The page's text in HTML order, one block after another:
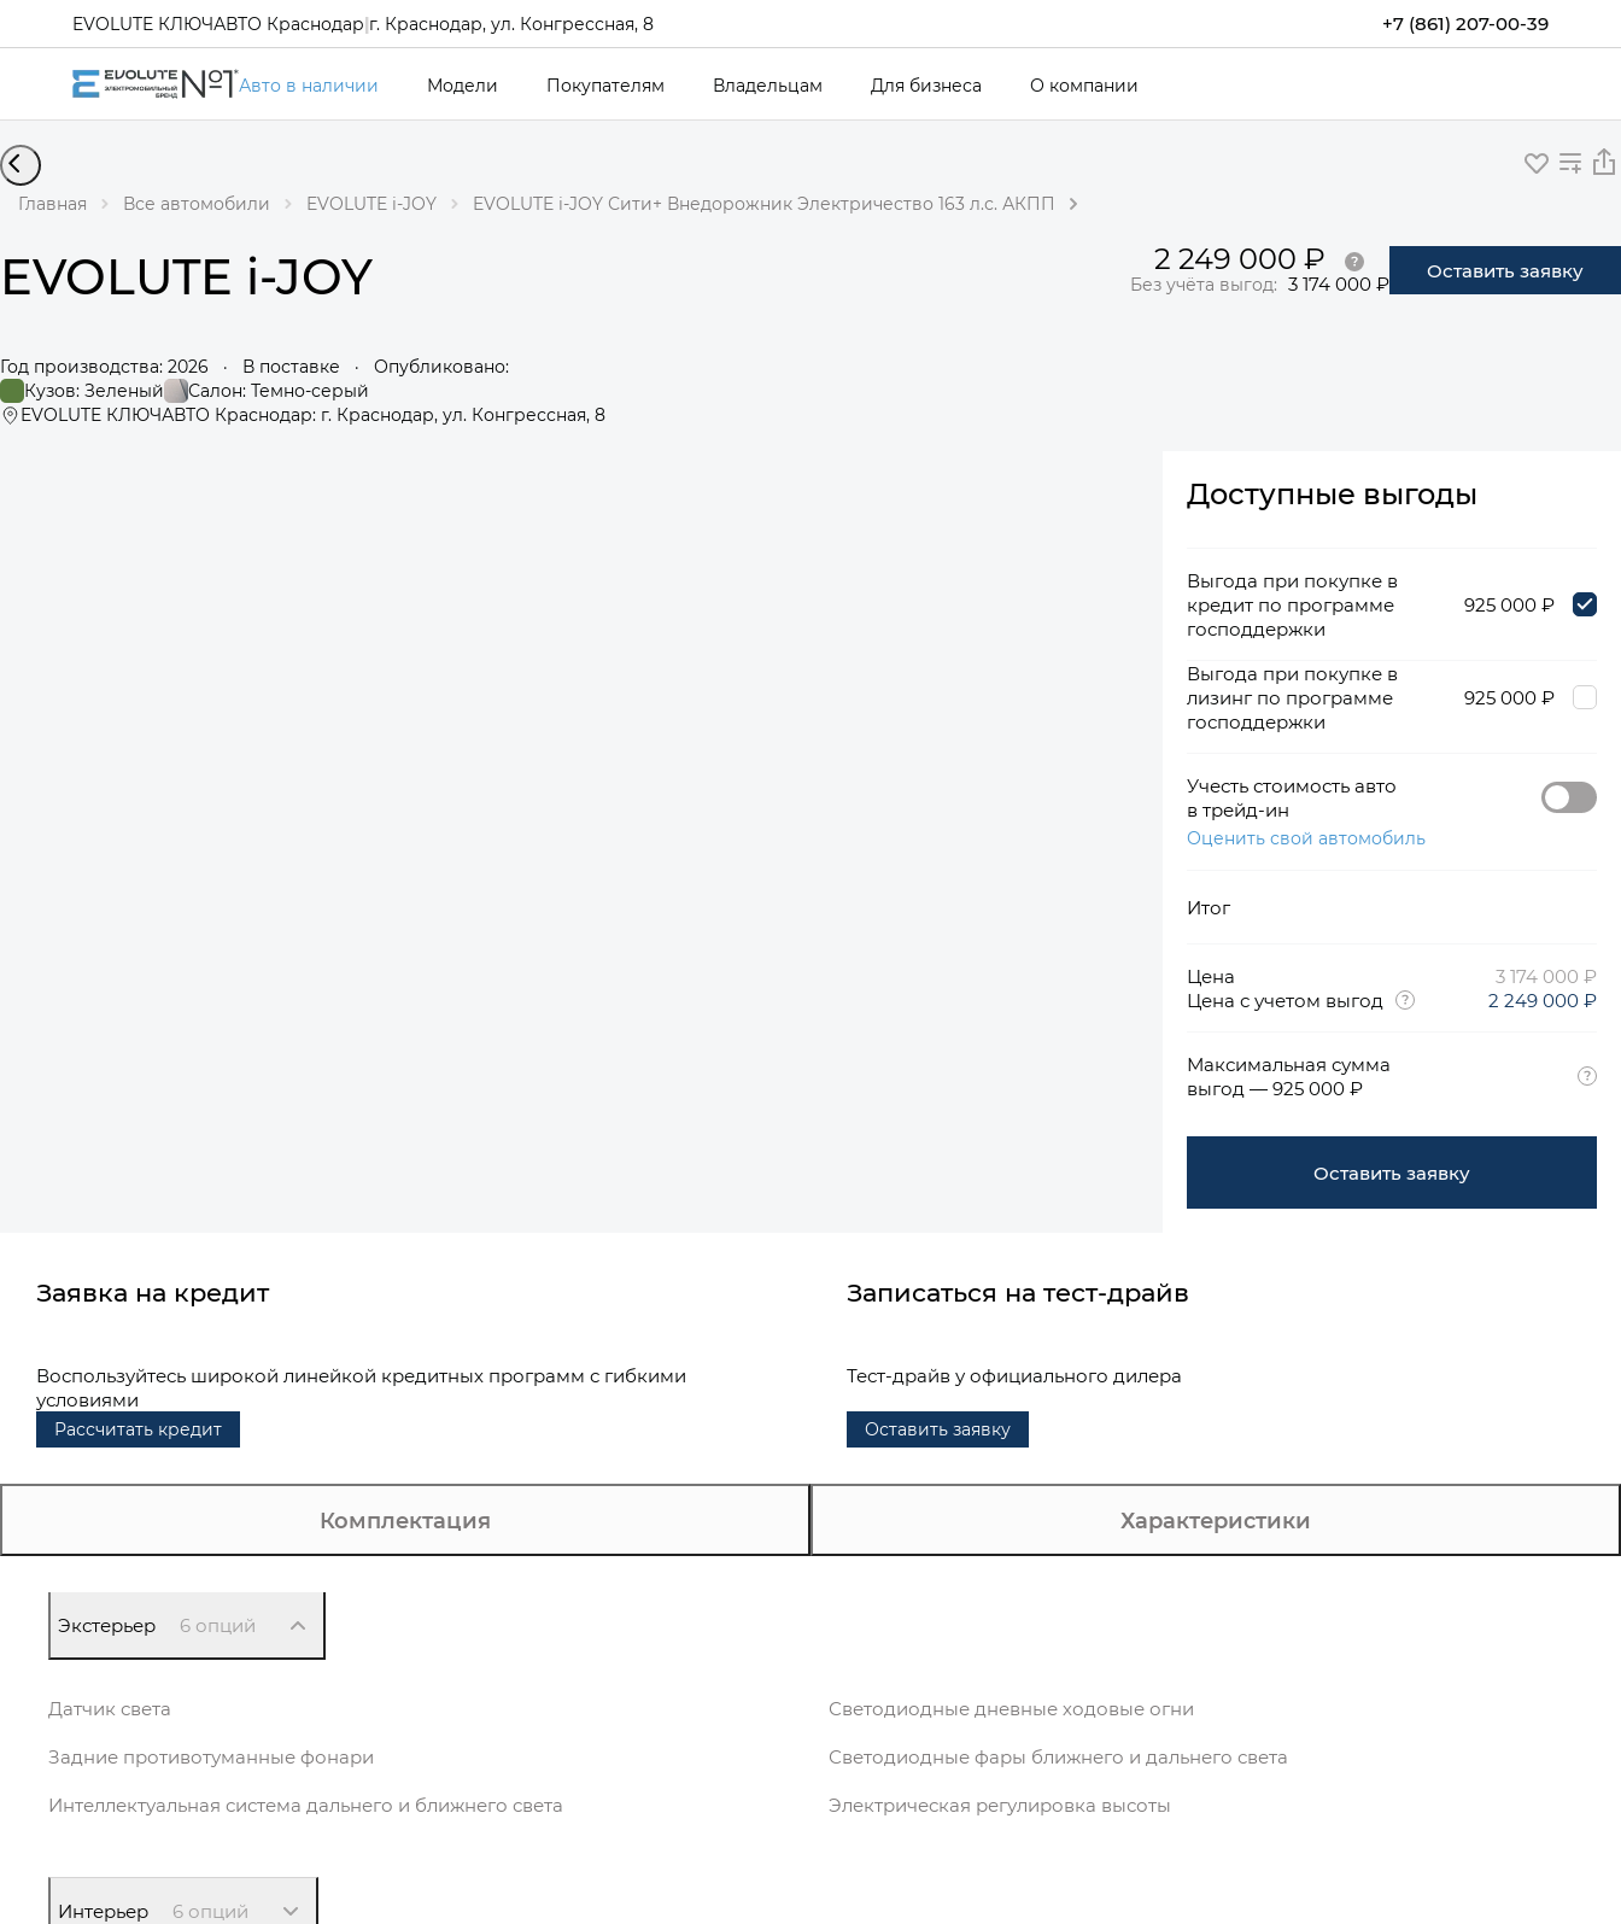
+7 (861) 207-00-39
EVOLUTE КЛЮЧАВТО Краснодар|г. Краснодар, ул. Конгрессная, 8
Авто в наличии Модели Покупателям Владельцам Для бизнеса О компании
Главная Все автомобили EVOLUTE i-JOY EVOLUTE i-JOY Сити+ Внедорожник Электричество 163 л.с. АКПП
EVOLUTE i-JOY
Год производства: 2026 · В поставке ·
Опубликовано:
Кузов: Зеленый
Салон: Темно-серый
EVOLUTE КЛЮЧАВТО Краснодар: г. Краснодар, ул. Конгрессная, 8
2 249 000 ₽
Без учёта выгод: 3 174 000 ₽
Оставить заявку
Доступные выгоды
Выгода при покупке в
кредит по программе
господдержки
925 000 ₽
Выгода при покупке в
лизинг по программе
господдержки
925 000 ₽
Учесть стоимость авто
в трейд-ин
Оценить свой автомобиль
Итог
Цена
3 174 000 ₽
Цена с учетом выгод
2 249 000 ₽
Максимальная сумма
выгод — 925 000 ₽
Оставить заявку
Заявка на кредит
Воспользуйтесь широкой линейкой кредитных программ с гибкими
условиями
Рассчитать кредит
Записаться на тест-драйв
Тест-драйв у официального дилера
Оставить заявку
Комплектация Характеристики
Экстерьер 6 опций
Датчик света
Задние противотуманные фонари
Интеллектуальная система дальнего и ближнего света
Светодиодные дневные ходовые огни
Светодиодные фары ближнего и дальнего света
Электрическая регулировка высоты
Интерьер 6 опций